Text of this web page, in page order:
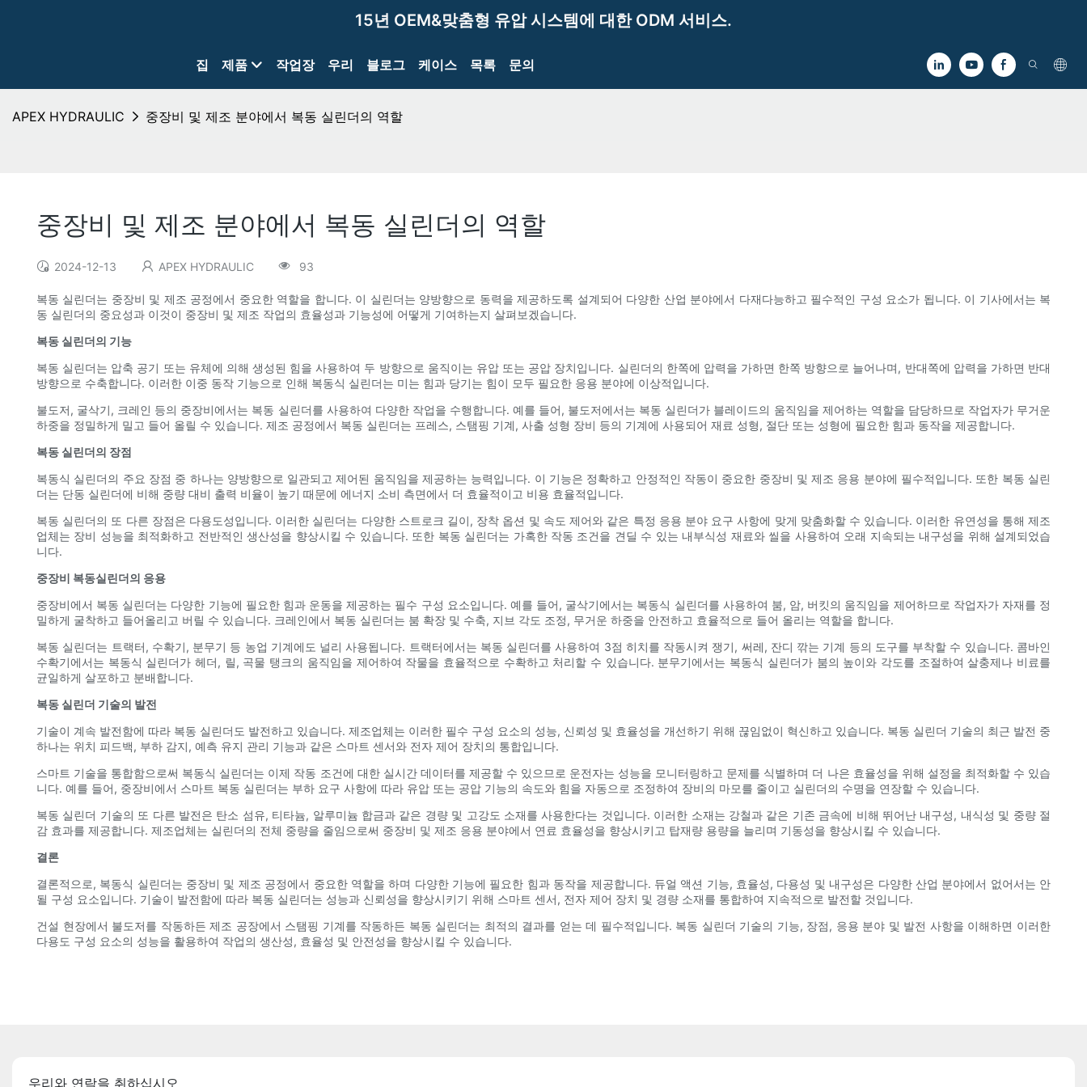
15년 OEM&맞춤형 유압 시스템에 대한 ODM 서비스.
집 제품 작업장 우리 블로그 케이스 목록 문의
APEX HYDRAULIC 중장비 및 제조 분야에서 복동 실린더의 역할
중장비 및 제조 분야에서 복동 실린더의 역할
2024-12-13 APEX HYDRAULIC 93
복동 실린더는 중장비 및 제조 공정에서 중요한 역할을 합니다. 이 실린더는 양방향으로 동력을 제공하도록 설계되어 다양한 산업 분야에서 다재다능하고 필수적인 구성 요소가 됩니다. 이 기사에서는 복
동 실린더의 중요성과 이것이 중장비 및 제조 작업의 효율성과 기능성에 어떻게 기여하는지 살펴보겠습니다.
복동 실린더의 기능
복동 실린더는 압축 공기 또는 유체에 의해 생성된 힘을 사용하여 두 방향으로 움직이는 유압 또는 공압 장치입니다. 실린더의 한쪽에 압력을 가하면 한쪽 방향으로 늘어나며, 반대쪽에 압력을 가하면 반대
방향으로 수축합니다. 이러한 이중 동작 기능으로 인해 복동식 실린더는 미는 힘과 당기는 힘이 모두 필요한 응용 분야에 이상적입니다.
불도저, 굴삭기, 크레인 등의 중장비에서는 복동 실린더를 사용하여 다양한 작업을 수행합니다. 예를 들어, 불도저에서는 복동 실린더가 블레이드의 움직임을 제어하는 ​​역할을 담당하므로 작업자가 무거운
하중을 정밀하게 밀고 들어 올릴 수 있습니다. 제조 공정에서 복동 실린더는 프레스, 스탬핑 기계, 사출 성형 장비 등의 기계에 사용되어 재료 성형, 절단 또는 성형에 필요한 힘과 동작을 제공합니다.
복동 실린더의 장점
복동식 실린더의 주요 장점 중 하나는 양방향으로 일관되고 제어된 움직임을 제공하는 능력입니다. 이 기능은 정확하고 안정적인 작동이 중요한 중장비 및 제조 응용 분야에 필수적입니다. 또한 복동 실린
더는 단동 실린더에 비해 중량 대비 출력 비율이 높기 때문에 에너지 소비 측면에서 더 효율적이고 비용 효율적입니다.
복동 실린더의 또 다른 장점은 다용도성입니다. 이러한 실린더는 다양한 스트로크 길이, 장착 옵션 및 속도 제어와 같은 특정 응용 분야 요구 사항에 맞게 맞춤화할 수 있습니다. 이러한 유연성을 통해 제조
업체는 장비 성능을 최적화하고 전반적인 생산성을 향상시킬 수 있습니다. 또한 복동 실린더는 가혹한 작동 조건을 견딜 수 있는 내부식성 재료와 씰을 사용하여 오래 지속되는 내구성을 위해 설계되었습
니다.
중장비 복동실린더의 응용
중장비에서 복동 실린더는 다양한 기능에 필요한 힘과 운동을 제공하는 필수 구성 요소입니다. 예를 들어, 굴삭기에서는 복동식 실린더를 사용하여 붐, 암, 버킷의 움직임을 제어하므로 작업자가 자재를 정
밀하게 굴착하고 들어올리고 버릴 수 있습니다. 크레인에서 복동 실린더는 붐 확장 및 수축, 지브 각도 조정, 무거운 하중을 안전하고 효율적으로 들어 올리는 역할을 합니다.
복동 실린더는 트랙터, 수확기, 분무기 등 농업 기계에도 널리 사용됩니다. 트랙터에서는 복동 실린더를 사용하여 3점 히치를 작동시켜 쟁기, 써레, 잔디 깎는 기계 등의 도구를 부착할 수 있습니다. 콤바인
수확기에서는 복동식 실린더가 헤더, 릴, 곡물 탱크의 움직임을 제어하여 작물을 효율적으로 수확하고 처리할 수 있습니다. 분무기에서는 복동식 실린더가 붐의 높이와 각도를 조절하여 살충제나 비료를
균일하게 살포하고 분배합니다.
복동 실린더 기술의 발전
기술이 계속 발전함에 따라 복동 실린더도 발전하고 있습니다. 제조업체는 이러한 필수 구성 요소의 성능, 신뢰성 및 효율성을 개선하기 위해 끊임없이 혁신하고 있습니다. 복동 실린더 기술의 최근 발전 중
하나는 위치 피드백, 부하 감지, 예측 유지 관리 기능과 같은 스마트 센서와 전자 제어 장치의 통합입니다.
스마트 기술을 통합함으로써 복동식 실린더는 이제 작동 조건에 대한 실시간 데이터를 제공할 수 있으므로 운전자는 성능을 모니터링하고 문제를 식별하며 더 나은 효율성을 위해 설정을 최적화할 수 있습
니다. 예를 들어, 중장비에서 스마트 복동 실린더는 부하 요구 사항에 따라 유압 또는 공압 기능의 속도와 힘을 자동으로 조정하여 장비의 마모를 줄이고 실린더의 수명을 연장할 수 있습니다.
복동 실린더 기술의 또 다른 발전은 탄소 섬유, 티타늄, 알루미늄 합금과 같은 경량 및 고강도 소재를 사용한다는 것입니다. 이러한 소재는 강철과 같은 기존 금속에 비해 뛰어난 내구성, 내식성 및 중량 절
감 효과를 제공합니다. 제조업체는 실린더의 전체 중량을 줄임으로써 중장비 및 제조 응용 분야에서 연료 효율성을 향상시키고 탑재량 용량을 늘리며 기동성을 향상시킬 수 있습니다.
결론
결론적으로, 복동식 실린더는 중장비 및 제조 공정에서 중요한 역할을 하며 다양한 기능에 필요한 힘과 동작을 제공합니다. 듀얼 액션 기능, 효율성, 다용성 및 내구성은 다양한 산업 분야에서 없어서는 안
될 구성 요소입니다. 기술이 발전함에 따라 복동 실린더는 성능과 신뢰성을 향상시키기 위해 스마트 센서, 전자 제어 장치 및 경량 소재를 통합하여 지속적으로 발전할 것입니다.
건설 현장에서 불도저를 작동하든 제조 공장에서 스탬핑 기계를 작동하든 복동 실린더는 최적의 결과를 얻는 데 필수적입니다. 복동 실린더 기술의 기능, 장점, 응용 분야 및 발전 사항을 이해하면 이러한
다용도 구성 요소의 성능을 활용하여 작업의 생산성, 효율성 및 안전성을 향상시킬 수 있습니다.
우리와 연락을 취하십시오